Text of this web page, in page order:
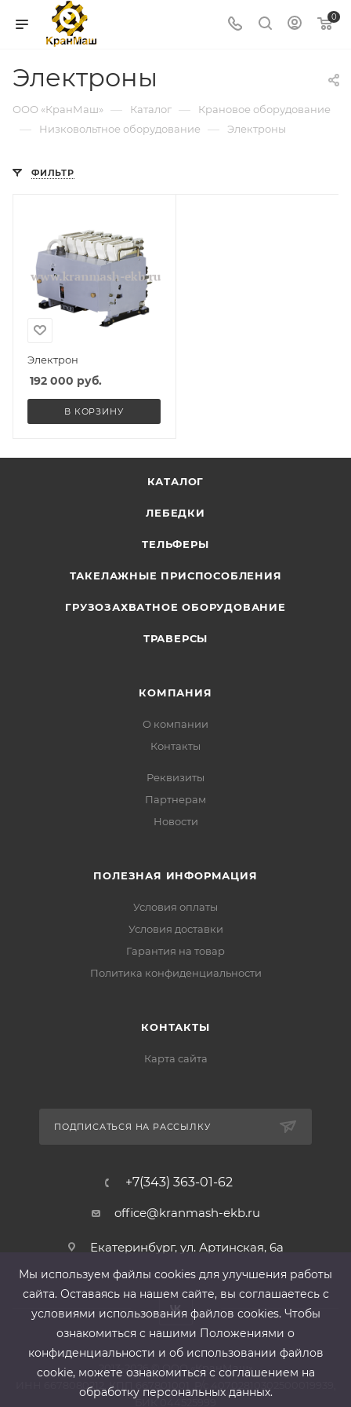
0
Электроны
ООО «КранМаш» — Каталог — Крановое оборудование
— Низковольтное оборудование — Электроны
ФИЛЬТР
Электрон
192 000 руб.
В КОРЗИНУ
КАТАЛОГ
ЛЕБЕДКИ
ТЕЛЬФЕРЫ
ТАКЕЛАЖНЫЕ ПРИСПОСОБЛЕНИЯ
ГРУЗОЗАХВАТНОЕ ОБОРУДОВАНИЕ
ТРАВЕРСЫ
КОМПАНИЯ
О компании
Контакты
Реквизиты
Партнерам
Новости
ПОЛЕЗНАЯ ИНФОРМАЦИЯ
Условия оплаты
Условия доставки
Гарантия на товар
Политика конфиденциальности
КОНТАКТЫ
Карта сайта
ПОДПИСАТЬСЯ НА РАССЫЛКУ
+7(343) 363-01-62
office@kranmash-ekb.ru
Екатеринбург, ул. Артинская, 6а
2013-2026 ©ООО «КранМаш»
ИНН 6678080212, КПП 667801001 ,Р/с 40702810302500019939,
БИК 044525999
Мы используем файлы cооkies для улучшения работы
сайта. Оставаясь на нашем сайте, вы соглашаетесь с
условиями использования файлов cооkies. Чтобы
ознакомиться с нашими Положениями о
конфиденциальности и об использовании файлов
cookie, можете ознакомиться с соглашением на
обработку персональных данных.